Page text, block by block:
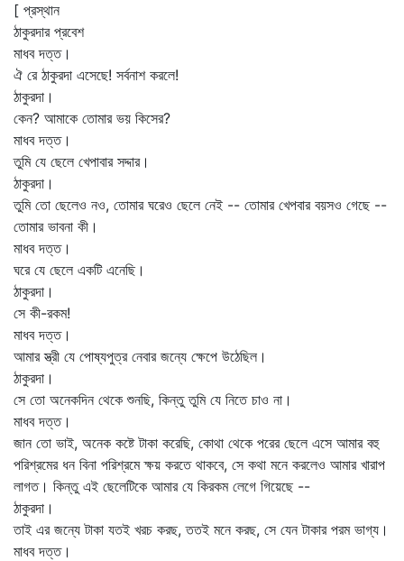
[ প্রস্থান
ঠাকুরদার প্রবেশ
মাধব দত্ত।
ঐ রে ঠাকুরদা এসেছে! সর্বনাশ করলে!
ঠাকুরদা।
কেন? আমাকে তোমার ভয় কিসের?
মাধব দত্ত।
তুমি যে ছেলে খেপাবার সদ্দার।
ঠাকুরদা।
তুমি তো ছেলেও নও, তোমার ঘরেও ছেলে নেই -- তোমার খেপবার বয়সও গেছে --
তোমার ভাবনা কী।
মাধব দত্ত।
ঘরে যে ছেলে একটি এনেছি।
ঠাকুরদা।
সে কী-রকম!
মাধব দত্ত।
আমার স্ত্রী যে পোষ্যপুত্র নেবার জন্যে ক্ষেপে উঠেছিল।
ঠাকুরদা।
সে তো অনেকদিন থেকে শুনছি, কিন্তু তুমি যে নিতে চাও না।
মাধব দত্ত।
জান তো ভাই, অনেক কষ্টে টাকা করেছি, কোথা থেকে পরের ছেলে এসে আমার বহু
পরিশ্রমের ধন বিনা পরিশ্রমে ক্ষয় করতে থাকবে, সে কথা মনে করলেও আমার খারাপ
লাগত। কিন্তু এই ছেলেটিকে আমার যে কিরকম লেগে গিয়েছে --
ঠাকুরদা।
তাই এর জন্যে টাকা যতই খরচ করছ, ততই মনে করছ, সে যেন টাকার পরম ভাগ্য।
মাধব দত্ত।